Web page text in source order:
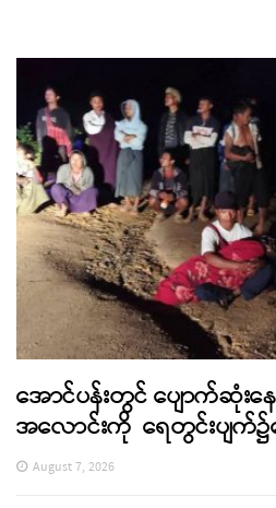
အောင်ပန်းတွင် ပျောက်ဆုံ
အလောင်းကို ရေတွင်းပျက်
August 7, 2026